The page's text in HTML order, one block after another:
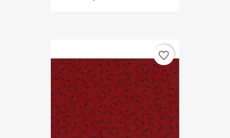
favorite_border